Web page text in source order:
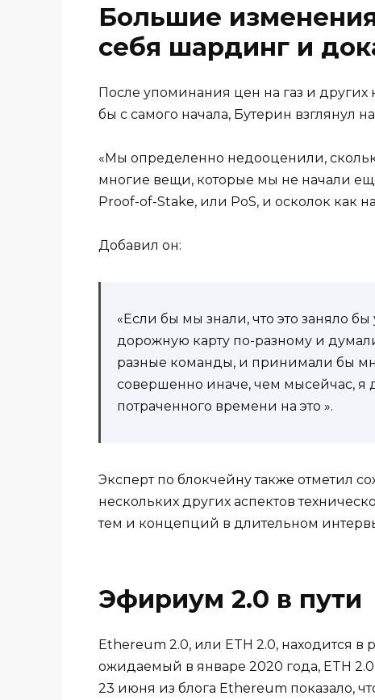
Большие
себя шардинг и
После упоминания цен на газ и
бы с самого начала, Бутерин взглянул
«Мы определенно недооценили,
многие вещи, которые мы не начали еще
Proof-of-Stake, или PoS, и осколок как
Добавил он:
«Если бы мы знали, что это заняло
дорожную карту по-разному и
разные команды, и принимали бы
совершенно иначе, чем мысейчас,
потраченного времени на это ».
Эксперт по блокчейну также отметил
нескольких других аспектов
тем и концепций в длительном
Эфириум 2.0 в пути
Ethereum 2.0, или ETH 2.0, находится в
ожидаемый в январе 2020 года, ETH
23 июня из блога Ethereum показало,